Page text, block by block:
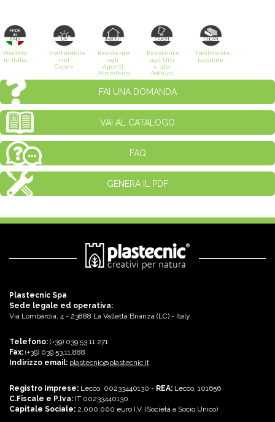
Prodotto
in Italia
Inalterabile
nel
Colore
Resistente
agli
Agenti
Atmosferici
Resistente
agli Urti
e alla
Rottura
Facilmente
Lavabile
FAI UNA DOMANDA
VAI AL CATALOGO
FAQ
GENERA IL PDF
Plastecnic Spa
Sede legale ed operativa:
Via Lombardia, 4 - 23888 La Valletta Brianza (LC) - Italy
Telefono: (+39) 039 53.11.271
Fax: (+39) 039 53.11.888
Indirizzo email: plastecnic@plastecnic.it
Registro Imprese: Lecco, 00233440130 - REA: Lecco, 101656
C.Fiscale e P.Iva: IT 00233440130
Capitale Sociale: 2.000.000 euro I.V. (Società a Socio Unico)